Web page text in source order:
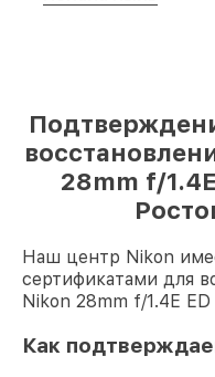
28mm f/
Наш центр Nikon
сертификатами для
Nikon 28mm f/1.4E
Как